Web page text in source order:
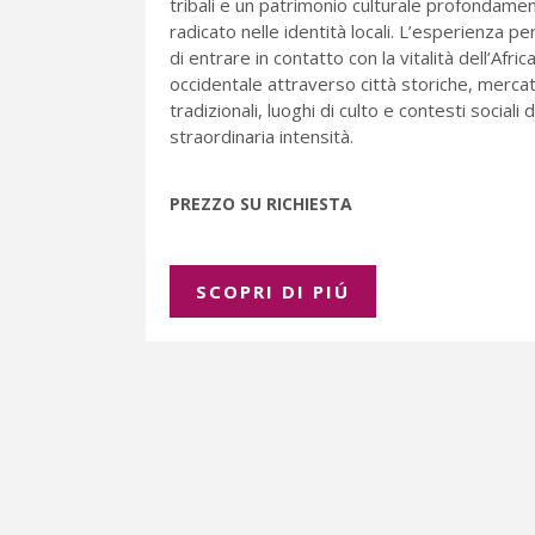
tribali e un patrimonio culturale
radicato nelle identità locali. L’esperienza
di entrare in contatto con la vitalità dell’Africa
occidentale attraverso città storiche,
tradizionali, luoghi di culto e contesti sociali
straordinaria intensità.
PREZZO SU RICHIESTA
SCOPRI DI PIÚ